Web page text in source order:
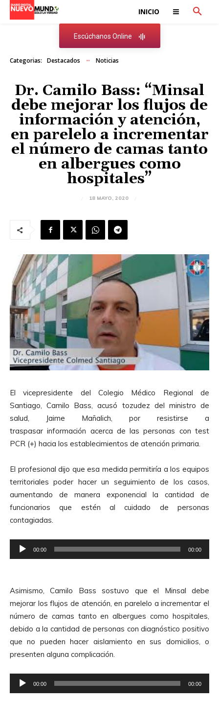
INICIO
Escúchanos Online
Categorias: Destacados Noticias
Dr. Camilo Bass: “Minsal
debe mejorar los flujos de
información y atención,
en parelelo a incrementar
el número de camas tanto
en albergues como
hospitales”
18 MAYO, 2020
El
vicepresidente del Colegio Médico Regional de
Santiago, Camilo Bass, acusó tozudez del ministro de
salud, Jaime Mañalich, por resistirse a
traspasar información acerca de las personas con test
PCR (+) hacia los establecimientos de atención primaria.
El profesional dijo que esa medida permitiría a los equipos
territoriales poder hacer un seguimiento de los casos,
aumentando de manera exponencial la cantidad de
funcionarios que estén al cuidado de personas
contagiadas.
e
o
d
u
c
t
o
r
00:00 00:00
Asimismo, Camilo Bass sostuvo que el Minsal debe
mejorar los flujos de atención, en parelelo a incrementar el
número de camas tanto en albergues como hospitales,
debido a la cantidad de personas con diagnóstico positivo
que no pueden hacer aislamiento en sus domicilios, o
presenten alguna complicación.
e
00:00 00:00